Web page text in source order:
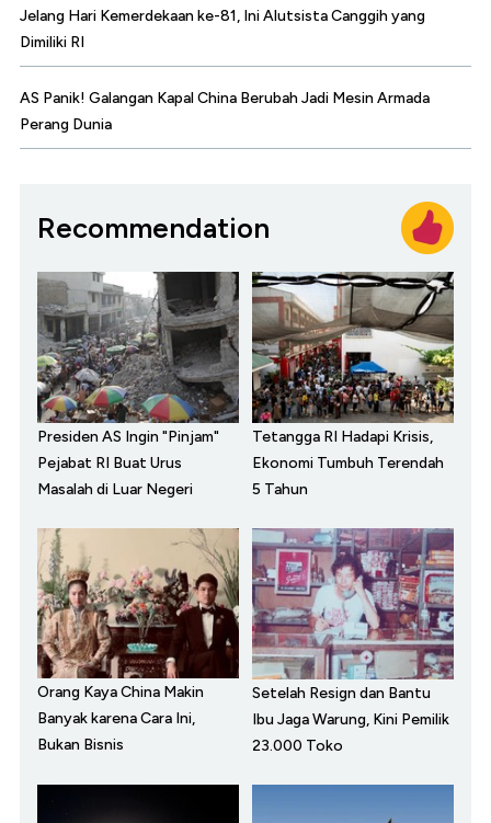
Jelang Hari Kemerdekaan ke-81, Ini Alutsista Canggih yang
Dimiliki RI
AS Panik! Galangan Kapal China Berubah Jadi Mesin Armada
Perang Dunia
Recommendation
Presiden AS Ingin "Pinjam"
Pejabat RI Buat Urus
Masalah di Luar Negeri
Tetangga RI Hadapi Krisis,
Ekonomi Tumbuh Terendah
5 Tahun
Orang Kaya China Makin
Banyak karena Cara Ini,
Bukan Bisnis
Setelah Resign dan Bantu
Ibu Jaga Warung, Kini Pemilik
23.000 Toko